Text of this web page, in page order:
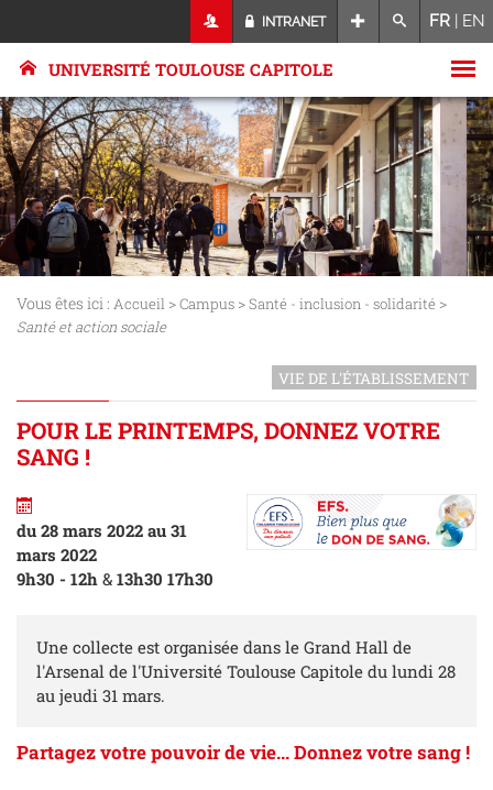
INTRANET FR | EN
UNIVERSITÉ TOULOUSE CAPITOLE
Vous êtes ici : Accueil >Campus >Santé - inclusion - solidarité >
Santé et action sociale
VIE DE L'ÉTABLISSEMENT
POUR LE PRINTEMPS, DONNEZ VOTRE
SANG !
du 28 mars 2022 au 31
mars 2022
9h30 - 12h & 13h30 17h30
Une collecte est organisée dans le Grand Hall de
l'Arsenal de l'Université Toulouse Capitole du lundi 28
au jeudi 31 mars.
Partagez votre pouvoir de vie... Donnez votre sang !